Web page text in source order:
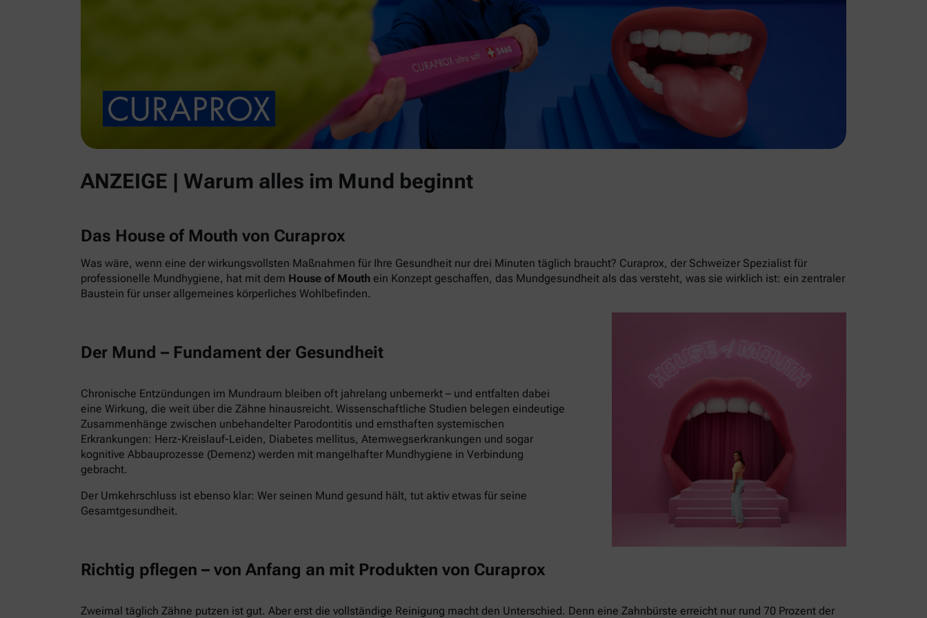
ANZEIGE | Warum alles im Mund beginnt
Das House of Mouth von Curaprox
Was wäre, wenn eine der wirkungsvollsten Maßnahmen für Ihre Gesundheit nur drei Minuten täglich braucht? Curaprox, der Schweizer Spezialist für
professionelle Mundhygiene, hat mit dem House of Mouth ein Konzept geschaffen, das Mundgesundheit als das versteht, was sie wirklich ist: ein zentraler
Baustein für unser allgemeines körperliches Wohlbefinden.
Der Mund – Fundament der Gesundheit
Chronische Entzündungen im Mundraum bleiben oft jahrelang unbemerkt – und entfalten dabei
eine Wirkung, die weit über die Zähne hinausreicht. Wissenschaftliche Studien belegen eindeutige
Zusammenhänge zwischen unbehandelter Parodontitis und ernsthaften systemischen
Erkrankungen: Herz-Kreislauf-Leiden, Diabetes mellitus, Atemwegserkrankungen und sogar
kognitive Abbauprozesse (Demenz) werden mit mangelhafter Mundhygiene in Verbindung
gebracht.
Der Umkehrschluss ist ebenso klar: Wer seinen Mund gesund hält, tut aktiv etwas für seine
Gesamtgesundheit.
Richtig pflegen – von Anfang an mit Produkten von Curaprox
Zweimal täglich Zähne putzen ist gut. Aber erst die vollständige Reinigung macht den Unterschied. Denn eine Zahnbürste erreicht nur rund 70 Prozent der